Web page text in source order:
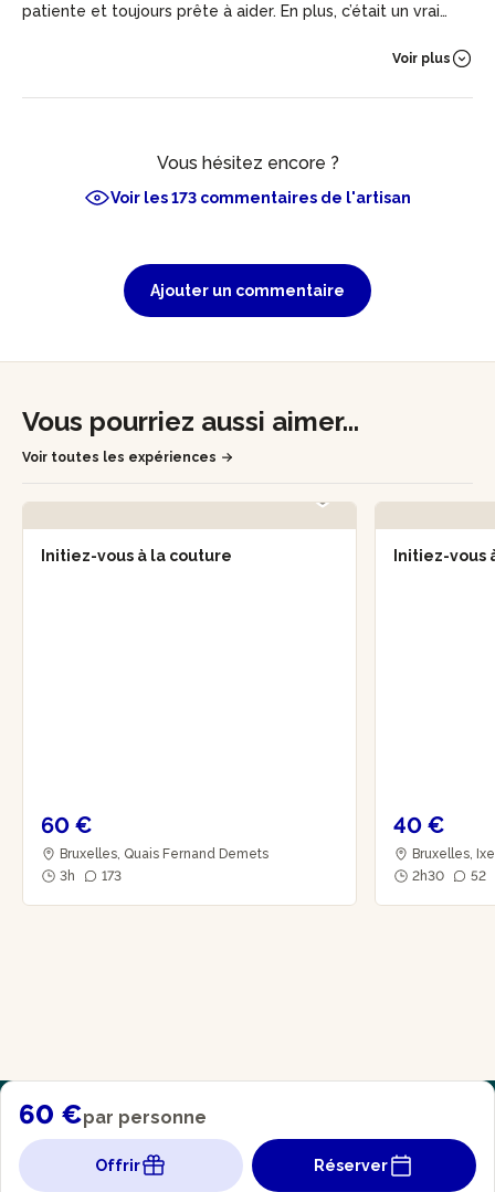
patiente et toujours prête à aider. En plus, c’était un vrai
quatre heures et j’ai vraiment progressé dans mesVoir plus
Vous hésitez encore ?
Voir les 173 commentaires de l'artisan
Ajouter un commentaire
Vous pourriez aussi aimer...
Voir toutes les expériences
Initiez-vous à la couture
60 €
Bruxelles, Quais Fernand Demets
3h
173
Initiez-vous
40 €
Bruxelles,
2h30
52
60 €par personne
Offrir Réserver